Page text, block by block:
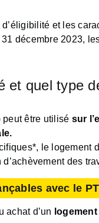
et les
décembre 2023,
et quel type
peut être utilisé sur
le logement
des
avec le
achat d’un